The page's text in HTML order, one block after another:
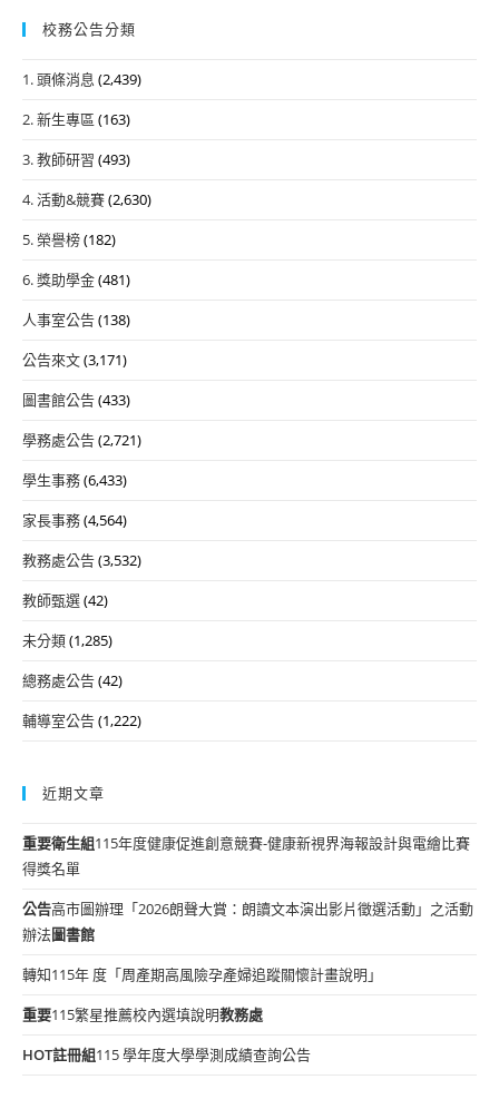
校務公告分類
1. 頭條消息 (2,439)
2. 新生專區 (163)
3. 教師研習 (493)
4. 活動&競賽(2,630)
5. 榮譽榜(182)
6. 獎助學金(481)
人事室公告(138)
公告來文(3,171)
圖書館公告(433)
學務處公告(2,721)
學生事務(6,433)
家長事務(4,564)
教務處公告(3,532)
教師甄選(42)
未分類(1,285)
總務處公告(42)
輔導室公告(1,222)
近期文章
重要衛生組115年度健康促進創意競賽-健康新視界海報設計與電繪比賽
得獎名單
公告高市圖辦理「2026朗聲大賞：朗讀文本演出影片徵選活動」之活動
辦法圖書館
轉知115年 度「周產期高風險孕產婦追蹤關懷計畫說明」
重要115繁星推薦校內選填說明教務處
HOT註冊組115 學年度大學學測成績查詢公告